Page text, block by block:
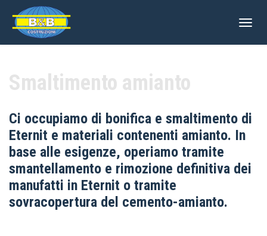
Smaltimento amianto
Ci occupiamo di bonifica e smaltimento di
Eternit e materiali contenenti amianto. In
base alle esigenze, operiamo tramite
smantellamento e rimozione definitiva dei
manufatti in Eternit o tramite
sovracopertura del cemento-amianto.